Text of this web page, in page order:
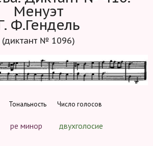
Менуэт
Ф.Гендель
(диктант № 1096)
Тональность
ре минор
Число голосов
двухголосие